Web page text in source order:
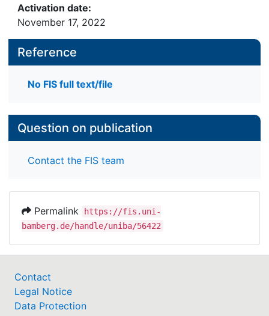
Activation date:
November 17, 2022
Reference
No FIS full text/file
Question on publication
Contact the FIS team
Permalink
https://fis.uni-
bamberg.de/handle/uniba/56422
Contact
Legal Notice
Data Protection